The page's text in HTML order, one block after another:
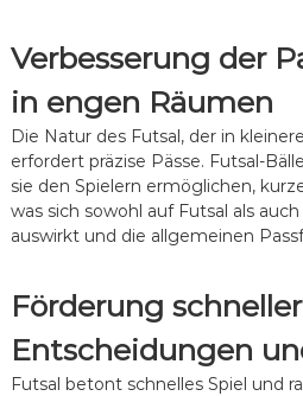
Verbesserung der
in engen Räumen
Die Natur des Futsal, der in
erfordert präzise Pässe. Futsal-
sie den Spielern ermöglichen,
was sich sowohl auf Futsal als
auswirkt und die allgemeinen
Förderung schneller
Entscheidungen
Futsal betont schnelles Spiel und